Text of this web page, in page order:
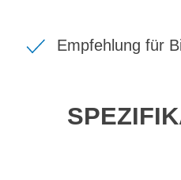
Empfehlung für